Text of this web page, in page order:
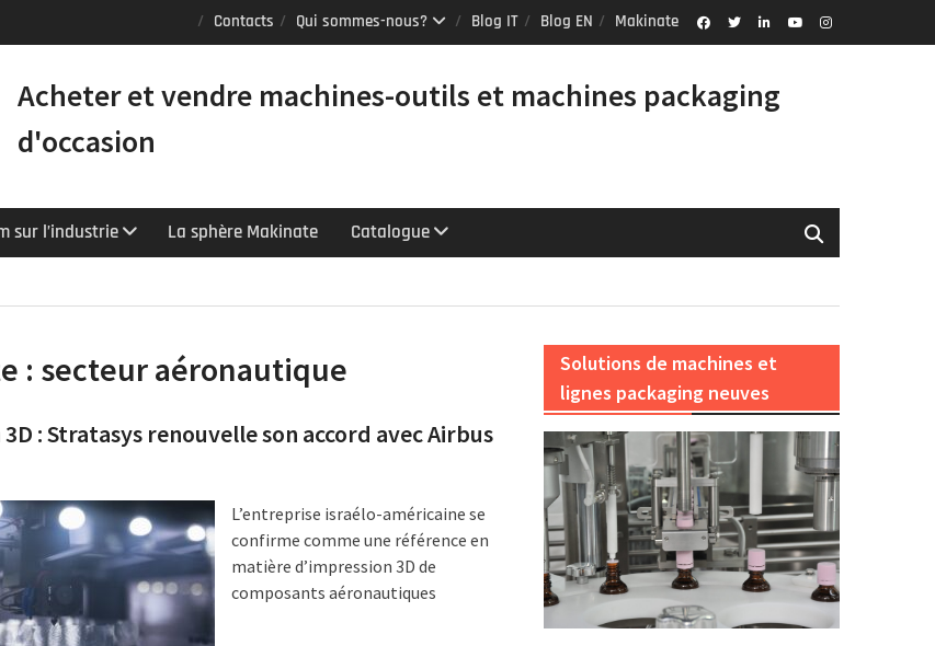
GL
du contrôle
Contacts Qui sommes-nous? Blog IT Blog EN Makinate
Acheter et vendre machines-outils et machines packaging
d'occasion
sur l’industrie La sphère Makinate Catalogue
: secteur aéronautique
: Stratasys renouvelle son accord avec Airbus
L’entreprise israélo-américaine se
confirme comme une référence en
matière d’impression 3D de
composants aéronautiques
Solutions de machines et
lignes packaging neuves